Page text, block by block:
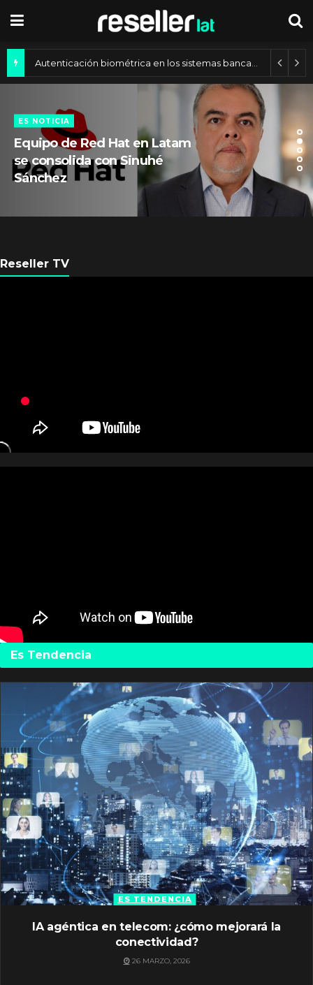
ES NOTICIA
Equipo de Red Hat en Latam
se consolida con Sinuhé
Sánchez
Reseller TV
Es Tendencia
ES TENDENCIA
IA agéntica en telecom: ¿cómo mejorará la
conectividad?
26 MARZO, 2026